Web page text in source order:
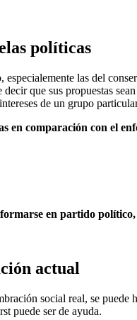
políticas
las del
que sus propuestas
de un grupo
en comparación con el
en partido
actual
social real, se
puede ser de ayuda.